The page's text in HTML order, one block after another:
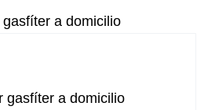
gasfíter a domicilio